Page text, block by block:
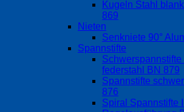
Kugeln Stahl
869
Nieten
Senkniete 90°
Spannstifte
federstahl BN 879
Spannstifte
876
Spiral Spannstifte